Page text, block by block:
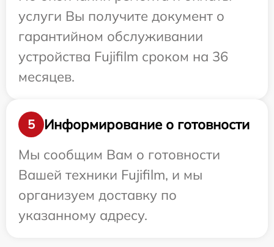
услуги Вы получите документ о
гарантийном обслуживании
устройства Fujifilm сроком на 36
месяцев.
5
Информирование о готовности
Мы сообщим Вам о готовности
Вашей техники Fujifilm, и мы
организуем доставку по
указанному адресу.